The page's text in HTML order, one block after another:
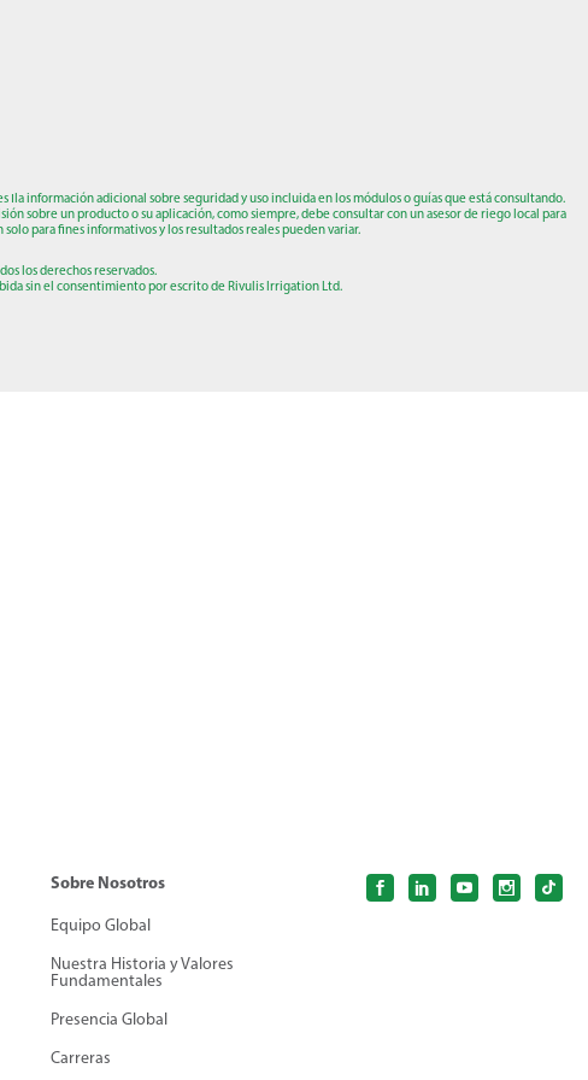
וla información adicional sobre seguridad y uso incluida en los módulos o guías que está consultando.
sobre un producto o su aplicación, como siempre, debe consultar con un asesor de riego local para
solo para fines informativos y los resultados reales pueden variar.
los derechos reservados.
sin el consentimiento por escrito de Rivulis Irrigation Ltd.
Sobre Nosotros
Equipo Global
Nuestra Historia y Valores
Fundamentales
Presencia Global
Carreras